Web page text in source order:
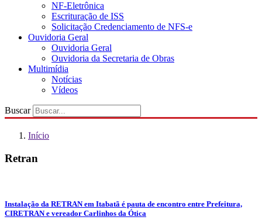
NF-Eletrônica
Escrituração de ISS
Solicitação Credenciamento de NFS-e
Ouvidoria Geral
Ouvidoria Geral
Ouvidoria da Secretaria de Obras
Multimídia
Notícias
Vídeos
Buscar
Início
Retran
Instalação da RETRAN em Itabatã é pauta de encontro entre Prefeitura,
CIRETRAN e vereador Carlinhos da Ótica